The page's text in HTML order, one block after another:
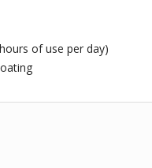
of use per day)